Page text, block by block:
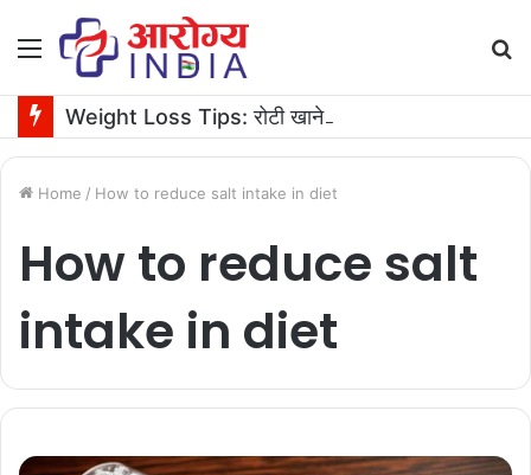
Menu
Home / How to reduce salt intake in diet
How to reduce salt
intake in diet